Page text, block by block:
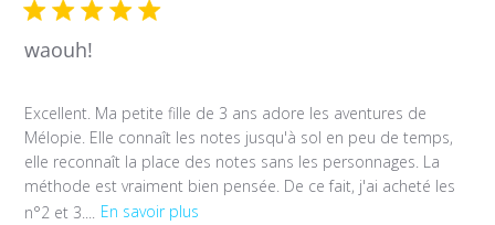
waouh!
Excellent. Ma petite fille de 3 ans adore les aventures de
Mélopie. Elle connaît les notes jusqu'à sol en peu de temps,
elle reconnaît la place des notes sans les personnages. La
méthode est vraiment bien pensée. De ce fait, j'ai acheté les
n°2 et 3....
En savoir plus